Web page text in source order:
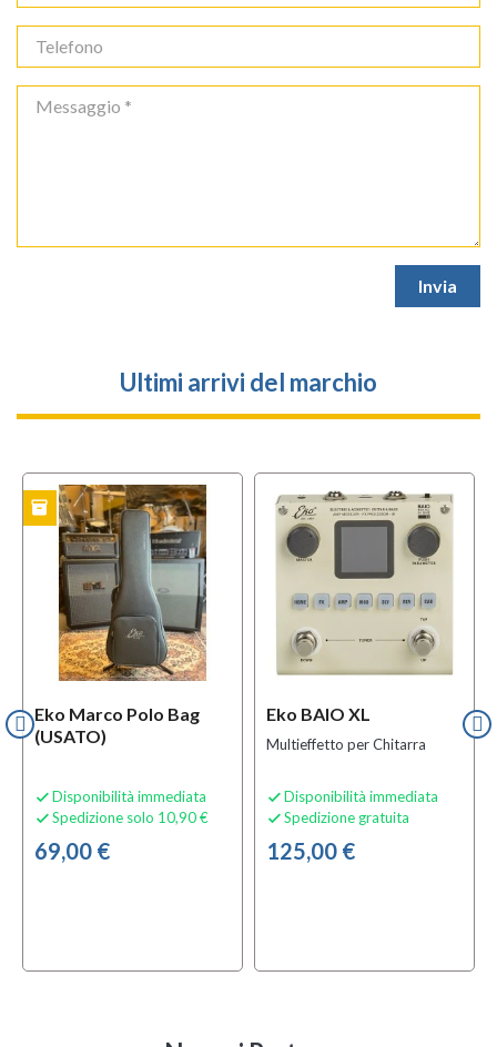
Ultimi arrivi del marchio
Eko Marco Polo Bag
(USATO)
 Disponibilità immediata
 Spedizione solo 10,90 €
69,00 €
inventory
Eko BAIO XL
Multieffetto per Chitarra
 Disponibilità immediata
 Spedizione gratuita
125,00 €